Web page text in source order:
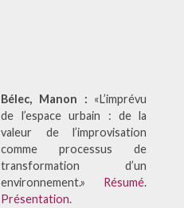
Bélec, Manon : «L’imprévu
de l’espace urbain : de la
valeur de l’improvisation
comme processus de
transformation d’un
environnement.» Résumé.
Présentation.